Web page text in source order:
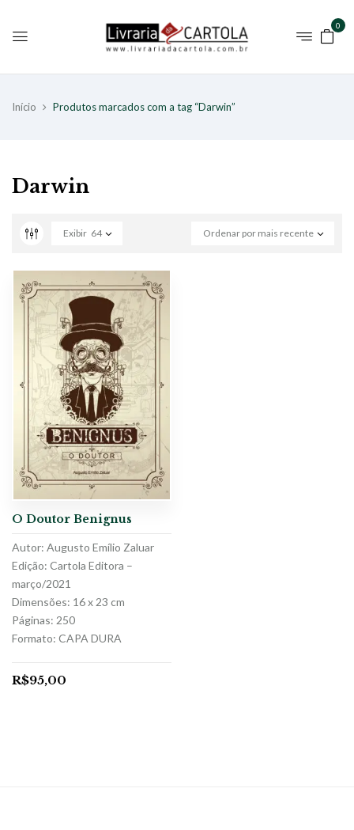
0
Início Produtos marcados com a tag “Darwin”
Darwin
Ordenar por mais recente
Exibir 64
O Doutor Benignus
Autor: Augusto Emílio Zaluar
Edição: Cartola Editora –
março/2021
Dimensões: 16 x 23 cm
Páginas: 250
Formato: CAPA DURA
R$95,00